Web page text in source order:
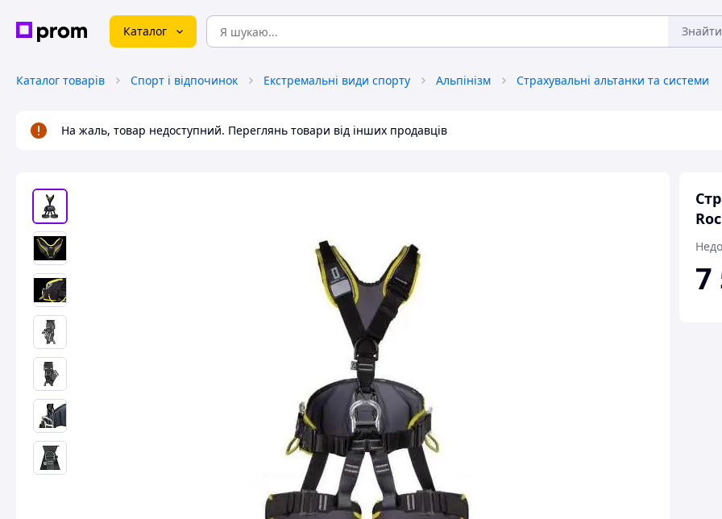
Каталог Знайти
Каталог товарів Спорт і відпочинок Екстремальні види спорту Альпінізм Страхувальні альтанки та системи
На жаль, товар недоступний. Переглянь товари від інших продавців
7